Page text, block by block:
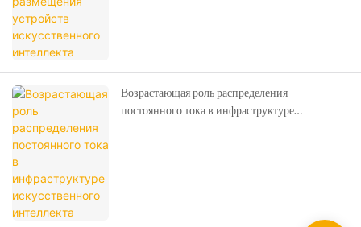
Возрастающая роль распределения
постоянного тока в инфраструктуре